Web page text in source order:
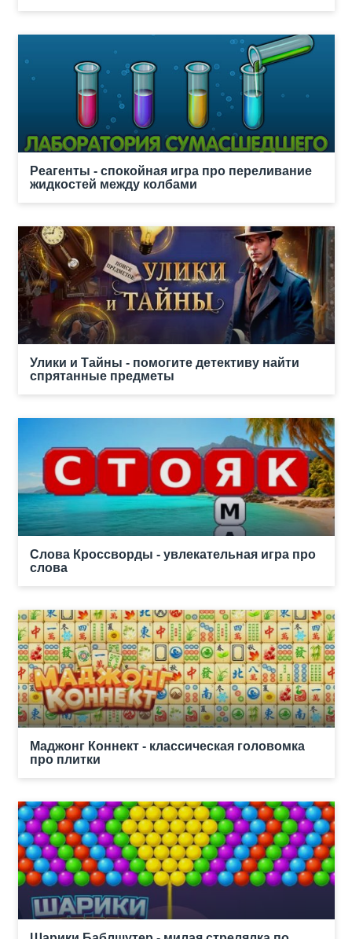
Реагенты - спокойная игра про переливание
жидкостей между колбами
Улики и Тайны - помогите детективу найти
спрятанные предметы
Слова Кроссворды - увлекательная игра про
слова
Маджонг Коннект - классическая головомка
про плитки